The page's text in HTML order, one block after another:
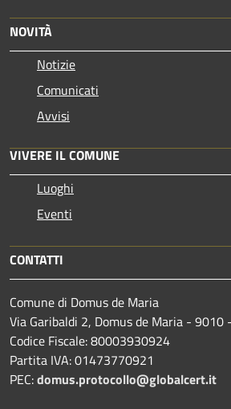
NOVITÀ
Notizie
Comunicati
Avvisi
VIVERE IL COMUNE
Luoghi
Eventi
CONTATTI
Comune di Domus de Maria
Via Garibaldi 2, Domus de Maria - 9010
Codice Fiscale: 80003930924
Partita IVA: 01473770921
PEC:domus.protocollo@globalcert.it